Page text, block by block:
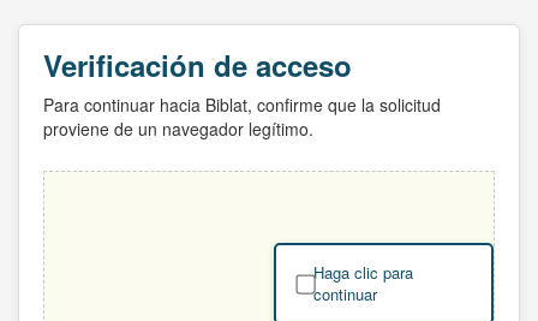
Verificación de acceso
Para continuar hacia Biblat, confirme que la solicitud
proviene de un navegador legítimo.
Haga clic para
continuar